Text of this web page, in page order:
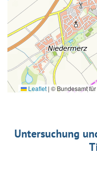
Leaflet | © Bundesamt
Untersuchung